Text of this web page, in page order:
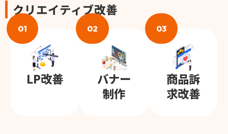
クリエイティブ改善
01
LP改善
02
バナー
制作
03
商品訴
求改善